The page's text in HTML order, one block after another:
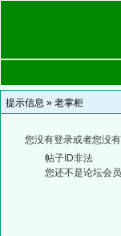
提示信息 » 老掌柜
您没有登录或者您没
帖子ID非法
您还不是论坛会